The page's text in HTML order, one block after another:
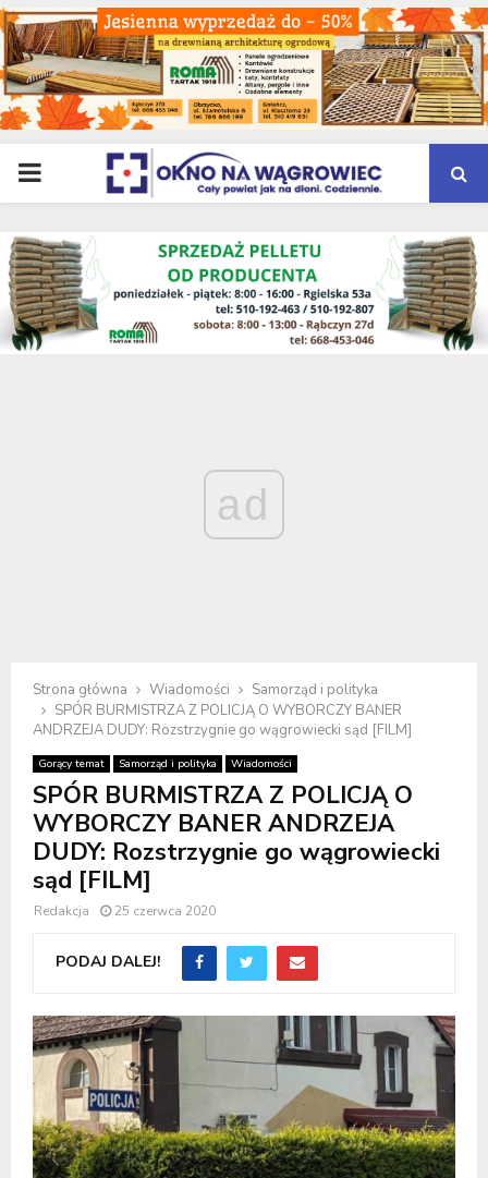
PRIMARY
MENU
ad
Strona główna Wiadomości
Samorząd i polityka
SPÓR BURMISTRZA Z POLICJĄ O WYBORCZY BANER
ANDRZEJA DUDY: Rozstrzygnie go wągrowiecki sąd [FILM]
Gorący temat Samorząd i polityka Wiadomości
SPÓR BURMISTRZA Z POLICJĄ O
WYBORCZY BANER ANDRZEJA
DUDY: Rozstrzygnie go wągrowiecki
sąd [FILM]
Redakcja 25 czerwca 2020
PODAJ DALEJ!